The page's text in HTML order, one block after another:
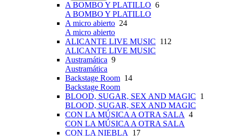
A BOMBO Y PLATILLO 6
A BOMBO Y PLATILLO
A micro abierto 24
A micro abierto
ALICANTE LIVE MUSIC 112
ALICANTE LIVE MUSIC
Austramática 9
Austramática
Backstage Room 14
Backstage Room
BLOOD, SUGAR, SEX AND MAGIC 1
BLOOD, SUGAR, SEX AND MAGIC
CON LA MÚSICA A OTRA SALA 4
CON LA MÚSICA A OTRA SALA
CON LA NIEBLA
17